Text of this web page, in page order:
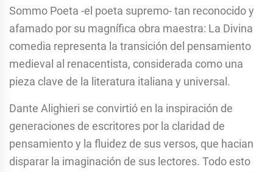
Sommo Poeta -el poeta supremo- tan reconocido y
afamado por su magnífica obra maestra: La Divina
comedia representa la transición del pensamiento
medieval al renacentista, considerada como una
pieza clave de la literatura italiana y universal.
Dante Alighieri se convirtió en la inspiración de
generaciones de escritores por la claridad de
pensamiento y la fluidez de sus versos, que hacian
disparar la imaginación de sus lectores. Todo esto